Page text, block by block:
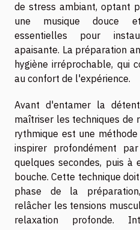
de stress ambiant, optant
une musique douce
essentielles pour
apaisante. La préparation
hygiène irréprochable, qui
au confort de l'expérience.
Avant d'entamer la
maîtriser les techniques de
rythmique est une
inspirer profondément
quelques secondes, puis
bouche. Cette technique
phase de la
relâcher les tensions
relaxation profonde.